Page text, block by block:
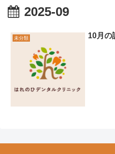
2025-09
未分類 10月の